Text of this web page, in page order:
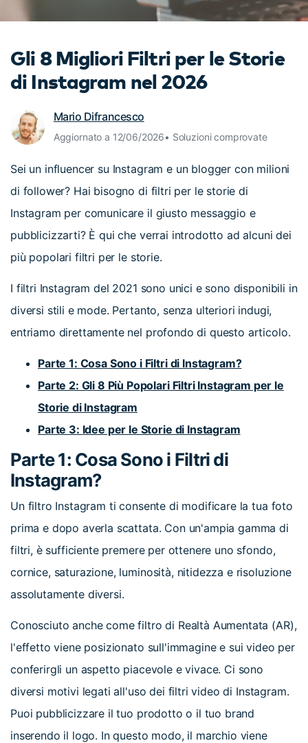
Tip per YouTube
Apprendimento
Gli 8 Migliori Filtri per le Storie
di Instagram nel 2026
Mario Difrancesco
Aggiornato a 12/06/2026• Soluzioni comprovate
Sei un influencer su Instagram e un blogger con milioni
di follower? Hai bisogno di filtri per le storie di
Instagram per comunicare il giusto messaggio e
pubblicizzarti? È qui che verrai introdotto ad alcuni dei
più popolari filtri per le storie.
I filtri Instagram del 2021 sono unici e sono disponibili in
diversi stili e mode. Pertanto, senza ulteriori indugi,
entriamo direttamente nel profondo di questo articolo.
Parte 1: Cosa Sono i Filtri di Instagram?
Parte 2: Gli 8 Più Popolari Filtri Instagram per le
Storie di Instagram
Parte 3: Idee per le Storie di Instagram
Parte 1: Cosa Sono i Filtri di
Instagram?
Un filtro Instagram ti consente di modificare la tua foto
prima e dopo averla scattata. Con un'ampia gamma di
filtri, è sufficiente premere per ottenere uno sfondo,
cornice, saturazione, luminosità, nitidezza e risoluzione
assolutamente diversi.
Conosciuto anche come filtro di Realtà Aumentata (AR),
l'effetto viene posizionato sull'immagine e sui video per
conferirgli un aspetto piacevole e vivace. Ci sono
diversi motivi legati all'uso dei filtri video di Instagram.
Puoi pubblicizzare il tuo prodotto o il tuo brand
inserendo il logo. In questo modo, il marchio viene